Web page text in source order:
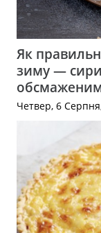
Як
зиму —
Четвер, 6